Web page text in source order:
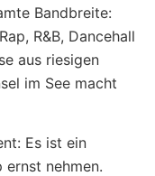
Bandbreite:
R&B, Dancehall
aus riesigen
im See macht
Es ist ein
nehmen.